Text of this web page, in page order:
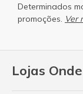
Lojas
Determinados
promoções. Ver